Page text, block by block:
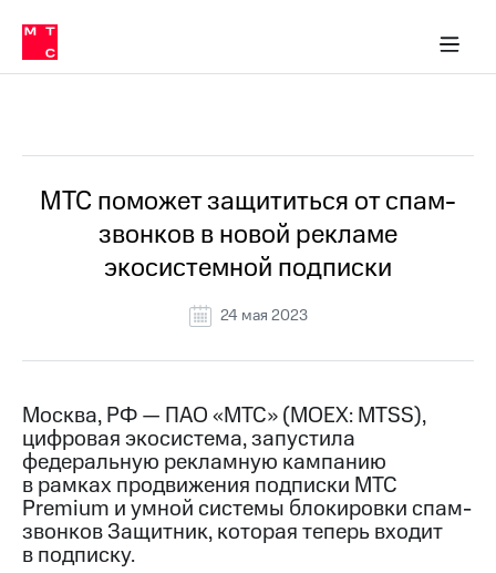
Медиа-центр
и акционерам
Устойчивое развитие
Комплаенс и деловая этика
компании
Карьера
История
компании
Руководство
информация
Контакты
Медиа-центр
Пресс-
релизы
МТС
о технологиях
в МТС
Пресс-
релизы
МТС
о технологиях
МТС поможет защититься от спам-
звонков в новой рекламе
экосистемной подписки
24 мая 2023
Москва, РФ — ПАО «МТС» (MOEX: MTSS),
цифровая экосистема, запустила
федеральную рекламную кампанию
в рамках продвижения подписки МТС
Premium и умной системы блокировки спам-
звонков Защитник, которая теперь входит
в подписку.